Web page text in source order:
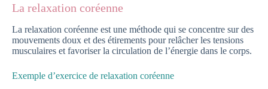
La relaxation coréenne
La relaxation coréenne est une méthode qui se concentre sur des
mouvements doux et des étirements pour relâcher les tensions
musculaires et favoriser la circulation de l’énergie dans le corps.
Exemple d’exercice de relaxation coréenne